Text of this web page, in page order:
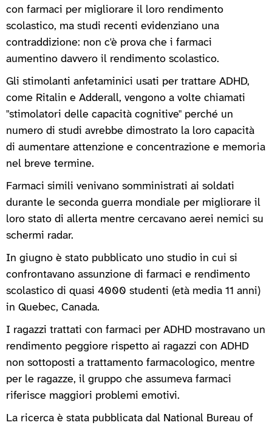
con farmaci per migliorare il loro rendimento
scolastico, ma studi recenti evidenziano una
contraddizione: non c'è prova che i farmaci
aumentino davvero il rendimento scolastico.
Gli stimolanti anfetaminici usati per trattare ADHD,
come Ritalin e Adderall, vengono a volte chiamati
"stimolatori delle capacità cognitive" perché un
numero di studi avrebbe dimostrato la loro capacità
di aumentare attenzione e concentrazione e memoria
nel breve termine.
Farmaci simili venivano somministrati ai soldati
durante le seconda guerra mondiale per migliorare il
loro stato di allerta mentre cercavano aerei nemici su
schermi radar.
In giugno è stato pubblicato uno studio in cui si
confrontavano assunzione di farmaci e rendimento
scolastico di quasi 4000 studenti (età media 11 anni)
in Quebec, Canada.
I ragazzi trattati con farmaci per ADHD mostravano un
rendimento peggiore rispetto ai ragazzi con ADHD
non sottoposti a trattamento farmacologico, mentre
per le ragazze, il gruppo che assumeva farmaci
riferisce maggiori problemi emotivi.
La ricerca è stata pubblicata dal National Bureau of